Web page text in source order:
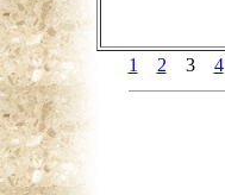
1 2 3 4